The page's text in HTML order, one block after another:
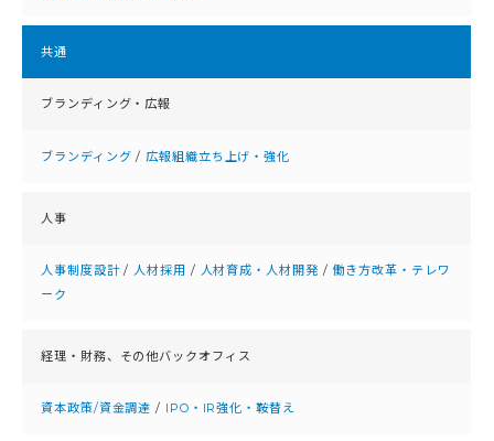
共通
ブランディング・広報
ブランディング /広報組織立ち上げ・強化
人事
人事制度設計/ 人材採用 / 人材育成・人材開発/働き方改革・テレワ
ーク
経理・財務、 その他バックオフィス
資本政策/資金調達 / IPO・IR強化・鞍替え